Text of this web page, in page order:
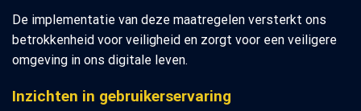
De implementatie van deze maatregelen versterkt ons
betrokkenheid voor veiligheid en zorgt voor een veiligere
omgeving in ons digitale leven.
Inzichten in gebruikerservaring